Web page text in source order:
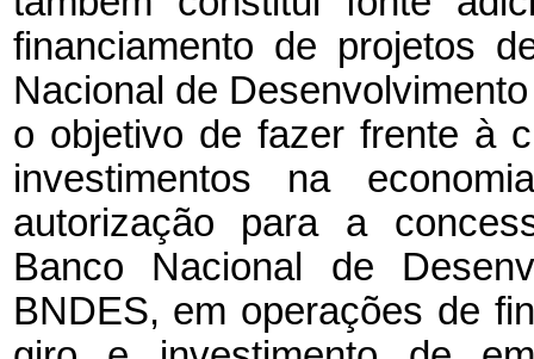
financiamento de projetos
Nacional de
o objetivo de fazer frente à
investimentos na
autorização para a
Banco Nacional de
BNDES, em operações de